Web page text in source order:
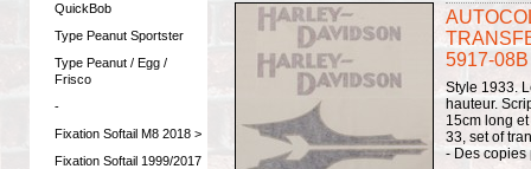
QuickBob
Type Peanut Sportster
Type Peanut / Egg /
Frisco
-
Fixation Softail M8 2018 >
Fixation Softail 1999/2017
5917-
Style 1933.
hauteur.
15cm long
33, set of
- Des copies